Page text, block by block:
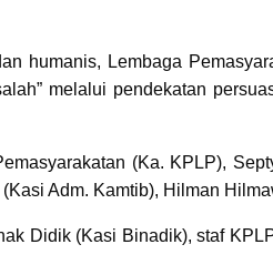
humanis, Lembaga
melalui pendekatan
(Ka. KPLP),
Adm. Kamtib), Hilman
Didik (Kasi Binadik), staf